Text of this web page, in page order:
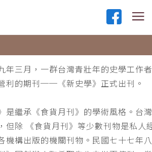
年三月，一群台灣青壯年的史學工作
利的期刊──《新史學》正式出刊。
是繼承《食貨月刊》的學術風格。台
但除 《食貨月刊》等少數刊物是私人
機構出版的機關刊物。民國七十七年